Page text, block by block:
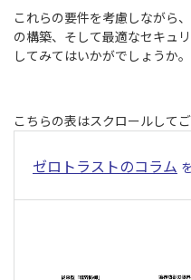
これらの要件を考慮しながら
の構築、そして最適なセキュ
してみてはいかがでしょうか。
ゼロトラストのコラム